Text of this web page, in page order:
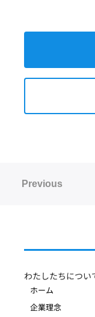
Previous
わたしたちについ
ホーム
企業理念